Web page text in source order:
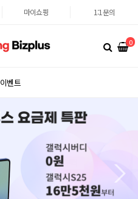
마이쇼핑 1:1문의
0
이벤트